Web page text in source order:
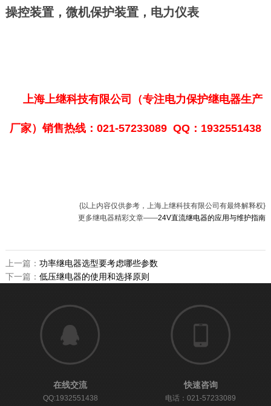
操控装置，微机保护装置， 电力仪表
上海上继科技有限公司（专注电力保护继电器生产
厂家）销售热线：021-57233089 QQ：1932551438
{以上内容仅供参考，上海上继科技有限公司有最终解释权}
更多继电器精彩文章——24V直流继电器的应用与维护指南
上一篇： 功率继电器选型要考虑哪些参数
下一篇： 低压继电器的使用和选择原则
在线交流
QQ:1932551438
快速咨询
电话：021-57233089